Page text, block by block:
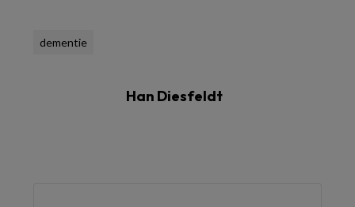
dementie
Han Diesfeldt